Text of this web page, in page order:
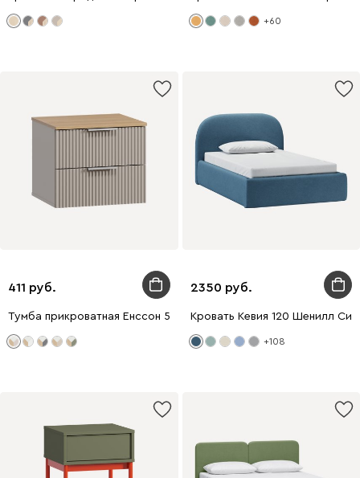
+60
411
Тумба прикроватная Енссон 50x44 Латте
2350
Кровать Кевия 120 Шенилл
+108